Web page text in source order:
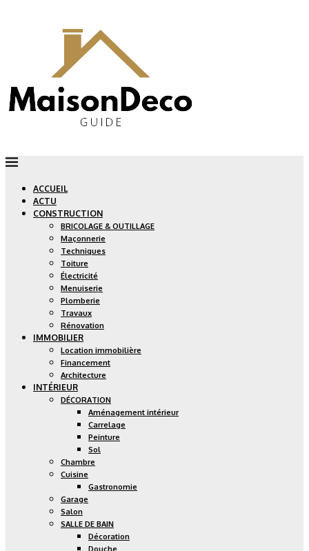
ACCUEIL
ACTU
CONSTRUCTION
BRICOLAGE & OUTILLAGE
Maçonnerie
Techniques
Toiture
Électricité
Menuiserie
Plomberie
Travaux
Rénovation
IMMOBILIER
Location immobilière
Financement
Architecture
INTÉRIEUR
DÉCORATION
Aménagement intérieur
Carrelage
Peinture
Sol
Chambre
Cuisine
Gastronomie
Garage
Salon
SALLE DE BAIN
Décoration
Douche